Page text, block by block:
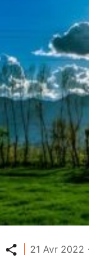
Partager
21 Avr 2022